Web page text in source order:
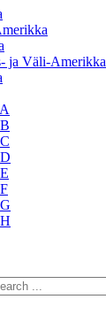
ja Väli-Amerikka